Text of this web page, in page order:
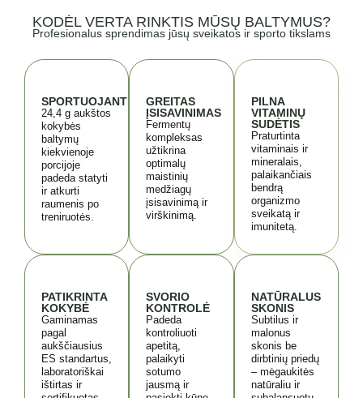
KODĖL VERTA RINKTIS MŪSŲ BALTYMUS?
Profesionalus sprendimas jūsų sveikatos ir sporto tikslams
SPORTUOJANTIEMS
24,4 g aukštos
kokybės
baltymų
kiekvienoje
porcijoje
padeda statyti
ir atkurti
raumenis po
treniruotės.
GREITAS
ĮSISAVINIMAS
Fermentų
kompleksas
užtikrina
optimalų
maistinių
medžiagų
įsisavinimą ir
virškinimą.
PILNA
VITAMINŲ
SUDĖTIS
Praturtinta
vitaminais ir
mineralais,
palaikančiais
bendrą
organizmo
sveikatą ir
imunitetą.
NATŪRALUS
SKONIS
Subtilus ir
malonus
skonis be
dirbtinių priedų
– mėgaukitės
natūraliu ir
SVORIO
KONTROLĖ
Padeda
kontroliuoti
apetitą,
palaikyti
sotumo
jausmą ir
PATIKRINTA
KOKYBĖ
Gaminamas
pagal
aukščiausius
ES standartus,
laboratoriškai
ištirtas ir